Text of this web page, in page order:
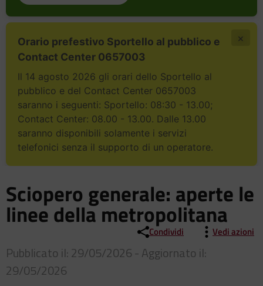
Orario prefestivo Sportello al pubblico e
Contact Center 0657003
Il 14 agosto 2026 gli orari dello Sportello al
pubblico e del Contact Center 0657003
saranno i seguenti: Sportello: 08:30 - 13.00;
Contact Center: 08.00 - 13.00. Dalle 13.00
saranno disponibili solamente i servizi
telefonici senza il supporto di un operatore.
×
Sciopero generale: aperte le
linee della metropolitana
Condividi Vedi azioni
Pubblicato il: 29/05/2026 - Aggiornato il:
29/05/2026